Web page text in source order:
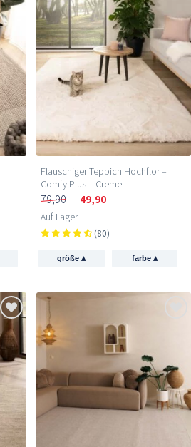
Flauschiger Teppich Hochflor –
Comfy Plus – Creme
79,90 49,90
Auf Lager
(80)
größe▴ farbe ▴